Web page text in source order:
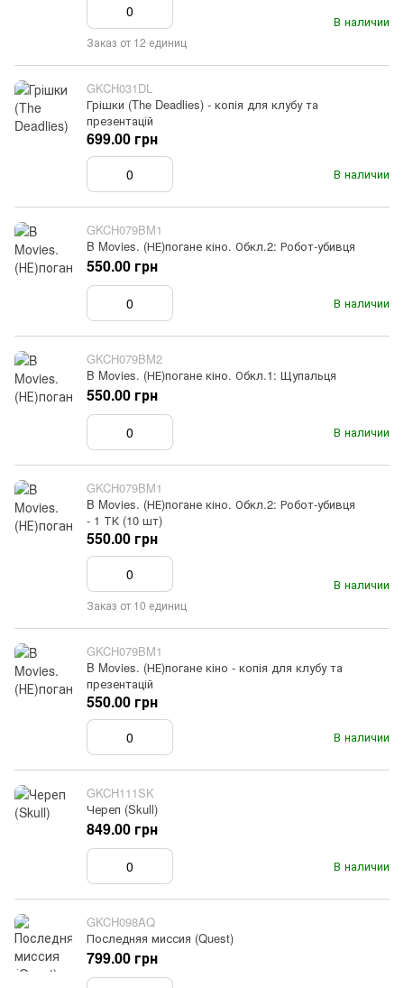
В наличии
Заказ от 12 единиц
GKCH031DL
Грішки (The Deadlies) - копія для клубу та
презентацій
В наличии
699.00 грн
GKCH079BM1
B Movies. (НЕ)погане кіно. Обкл.2: Робот-убивця
В наличии
550.00 грн
GKCH079BM2
B Movies. (НЕ)погане кіно. Обкл.1: Щупальця
В наличии
550.00 грн
GKCH079BM1
B Movies. (НЕ)погане кіно. Обкл.2: Робот-убивця
- 1 ТК (10 шт)
В наличии
550.00 грн
Заказ от 10 единиц
GKCH079BM1
B Movies. (НЕ)погане кіно - копія для клубу та
презентацій
В наличии
550.00 грн
GKCH111SK
Череп (Skull)
В наличии
849.00 грн
GKCH098AQ
Последняя миссия (Quest)
799.00 грн